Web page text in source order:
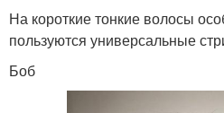
На короткие тонкие волосы
пользуются универсальные
Боб